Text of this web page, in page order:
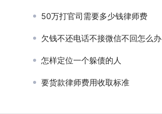
50万打官司需要多少钱律师费
欠钱不还电话不接微信不回怎么办
怎样定位一个躲债的人
要货款律师费用收取标准